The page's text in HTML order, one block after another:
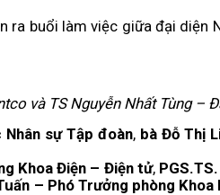
buổi làm việc giữa đại diện
và TS Nguyễn Nhất Tùng –
sự Tập đoàn, bà Đỗ Thị
Khoa Điện – Điện tử,
– Phó Trưởng phòng